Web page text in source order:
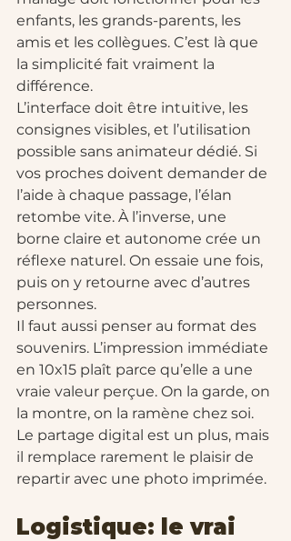
enfants, les grands-parents, les
amis et les collègues. C’est là que
la simplicité fait vraiment la
différence.
L’interface doit être intuitive, les
consignes visibles, et l’utilisation
possible sans animateur dédié. Si
vos proches doivent demander de
l’aide à chaque passage, l’élan
retombe vite. À l’inverse, une
borne claire et autonome crée un
réflexe naturel. On essaie une fois,
puis on y retourne avec d’autres
personnes.
Il faut aussi penser au format des
souvenirs. L’impression immédiate
en 10x15 plaît parce qu’elle a une
vraie valeur perçue. On la garde, on
la montre, on la ramène chez soi.
Le partage digital est un plus, mais
il remplace rarement le plaisir de
repartir avec une photo imprimée.
Logistique: le vrai